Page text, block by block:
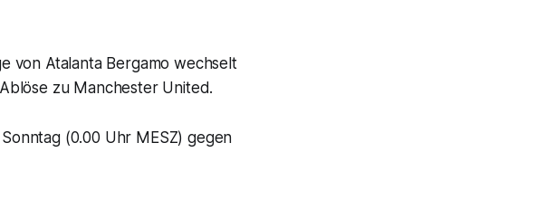
von Atalanta Bergamo wechselt
zu Manchester United.
(0.00 Uhr MESZ) gegen